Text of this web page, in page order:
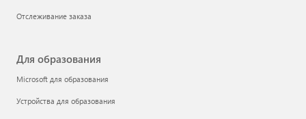
Отслеживание заказа
Для образования
Microsoft для образования
Устройства для образования